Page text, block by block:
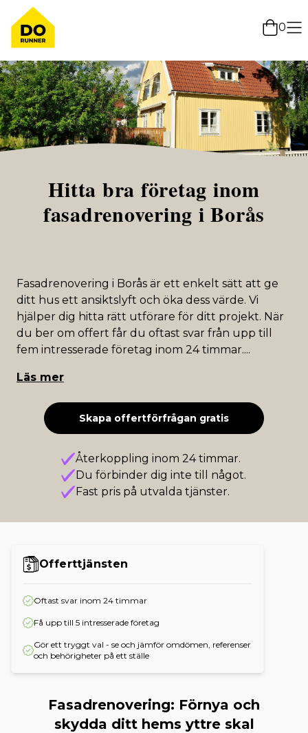
0
Hitta bra företag inom
fasadrenovering i Borås
Fasadrenovering i Borås är ett enkelt sätt att ge
ditt hus ett ansiktslyft och öka dess värde. Vi
hjälper dig hitta rätt utförare för ditt projekt. När
du ber om offert får du oftast svar från upp till
fem intresserade företag inom 24 timmar....
Läs mer
Skapa offertförfrågan gratis
Återkoppling inom 24 timmar.
Du förbinder dig inte till något.
Fast pris på utvalda tjänster.
Offerttjänsten
Oftast svar inom 24 timmar
Få upp till 5 intresserade företag
Gör ett tryggt val - se och jämför omdömen, referenser
och behörigheter på ett ställe
Fasadrenovering: Förnya och
skydda ditt hems yttre skal